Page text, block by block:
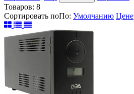
Товаров: 8
Сортировать поПо: Умолчанию Цене